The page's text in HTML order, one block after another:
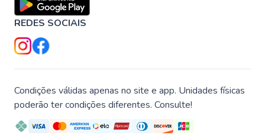
REDES SOCIAIS
Condições válidas apenas no site e app. Unidades físicas
poderão ter condições diferentes. Consulte!